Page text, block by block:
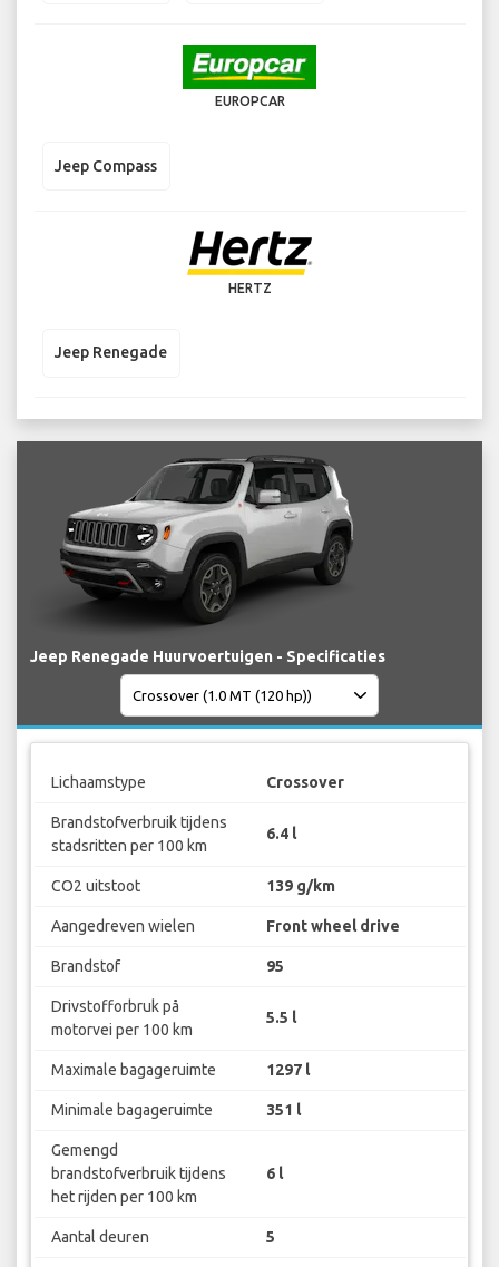
EUROPCAR
Jeep Compass
HERTZ
Jeep Renegade
Jeep Renegade Huurvoertuigen - Specificaties
Lichaamstype Crossover
Brandstofverbruik tijdens
stadsritten per 100 km
6.4 l
CO2 uitstoot 139 g/km
Aangedreven wielen Front wheel drive
Brandstof 95
Drivstofforbruk på
motorvei per 100 km
5.5 l
Maximale bagageruimte 1297 l
Minimale bagageruimte 351 l
Gemengd
brandstofverbruik tijdens
het rijden per 100 km
6 l
Aantal deuren 5